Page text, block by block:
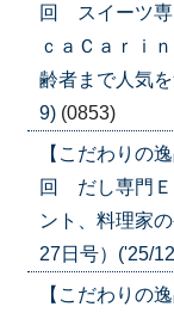
回 スイーツ専
ｃａＣａｒｉ
齢者まで人気
9) (0853)
【こだわりの
回 だし専門Ｅ
ント、料理家
27日号）('25/
【こだわりの